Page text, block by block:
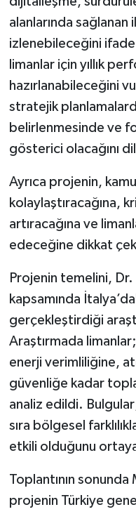
alanlarında
izlenebileceğini
limanlar için yıllık
hazırlanabileceğini
stratejik
belirlenmesinde ve
gösterici olacağını
Ayrıca projenin,
kolaylaştıracağına,
artıracağına ve
edeceğine dikkat
Projenin temelini, Dr.
kapsamında
gerçekleştirdiği
Araştırmada
enerji verimliliğine,
güvenliğe kadar
analiz edildi.
sıra bölgesel
etkili olduğunu
Toplantının
projenin Türkiye